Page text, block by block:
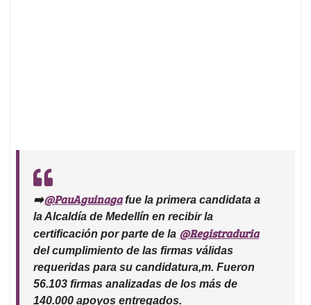
➡️@PauAguinagafue la primera candidata a
la Alcaldía de Medellín en recibir la
certificación por parte de la @Registraduria
del cumplimiento de las firmas válidas
requeridas para su candidatura,m. Fueron
56.103 firmas analizadas de los más de
140.000 apoyos entregados.